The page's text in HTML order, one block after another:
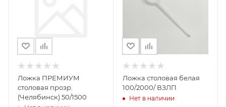
Ложка ПРЕМИУМ
столовая прозр.
(Челябинск) 50/1500
Ложка столовая белая
100/2000/ ВЗЛП
Нет в наличии